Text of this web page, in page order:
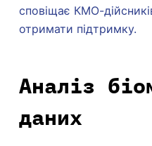
сповіщає КМО-
отримати підтримку.
Аналіз
даних